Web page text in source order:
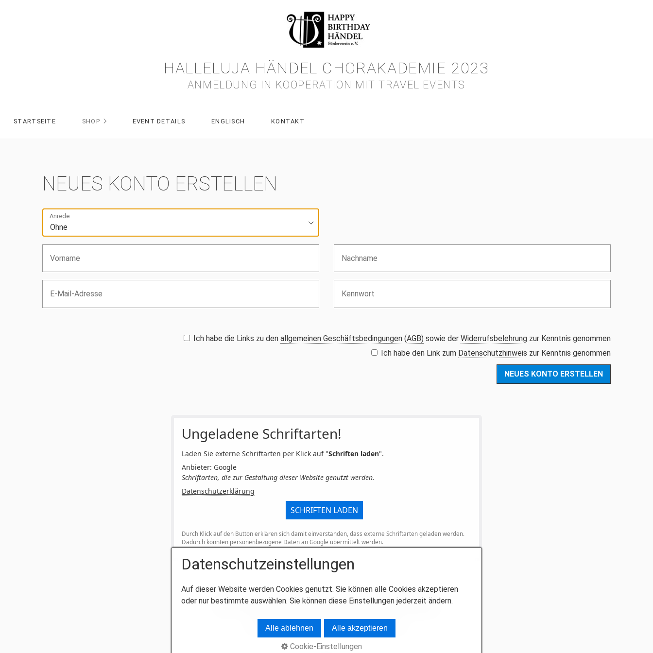
HALLELUJA HÄNDEL CHORAKADEMIE 2023
ANMELDUNG IN KOOPERATION MIT TRAVEL EVENTS
STARTSEITE SHOP EVENT DETAILS ENGLISCH KONTAKT
NEUES KONTO ERSTELLEN
Anrede
Ich habe die Links zu den allgemeinen Geschäftsbedingungen (AGB) sowie der Widerrufsbelehrung zur Kenntnis genommen
Ich habe den Link zum Datenschutzhinweis zur Kenntnis genommen
Ungeladene Schriftarten!
Laden Sie externe Schriftarten per Klick auf "Schriften laden".
Anbieter: Google
Schriftarten, die zur Gestaltung dieser Website genutzt werden.
Datenschutzerklärung
SCHRIFTEN LADEN
Durch Klick auf den Button erklären sich damit einverstanden, dass externe Schriftarten geladen werden.
Dadurch könnten personenbezogene Daten an Google übermittelt werden.
AGB Widerrufsbelehrung Impressum Datenschutzerklärung
© 2023 Halleluja Händel Chorakademie 2023
Datenschutzeinstellungen
Auf dieser Website werden Cookies genutzt. Sie können alle Cookies akzeptieren
oder nur bestimmte auswählen. Sie können diese Einstellungen jederzeit ändern.
Alle ablehnen Alle akzeptieren
Cookie-Einstellungen